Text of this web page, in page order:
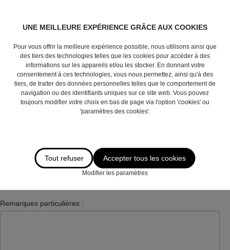
Code postal :
Adresse e-mail*:
Remarques particulières :
UNE MEILLEURE EXPÉRIENCE GRÂCE AUX COOKIES
Pour vous offrir la meilleure expérience possible, nous utilisons ainsi que
des tiers des technologies telles que les cookies pour accéder à des
informations sur les appareils et/ou les stocker. En donnant votre
consentement à ces technologies, vous nous permettez, ainsi qu'à des
tiers, de traiter des données personnelles telles que le comportement de
navigation ou des identifiants uniques sur ce site web. Vous pouvez
toujours modifier votre choix en bas de page via l'option 'cookies' ou
'paramètres des cookies'.
Tout refuser Accepter tous les cookies
Modifier les paramètres